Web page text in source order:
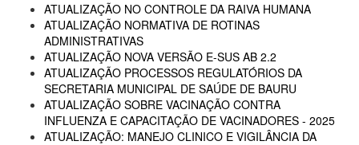
ATUALIZAÇÃO NO CONTROLE DA RAIVA HUMANA
ATUALIZAÇÃO NORMATIVA DE ROTINAS
ADMINISTRATIVAS
ATUALIZAÇÃO NOVA VERSÃO E-SUS AB 2.2
ATUALIZAÇÃO PROCESSOS REGULATÓRIOS DA
SECRETARIA MUNICIPAL DE SAÚDE DE BAURU
ATUALIZAÇÃO SOBRE VACINAÇÃO CONTRA
INFLUENZA E CAPACITAÇÃO DE VACINADORES - 2025
ATUALIZAÇÃO: MANEJO CLINICO E VIGILÂNCIA DA